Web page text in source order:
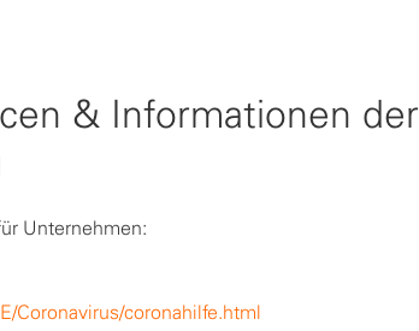
& Informationen der
Unternehmen:
Coronavirus/coronahilfe.html